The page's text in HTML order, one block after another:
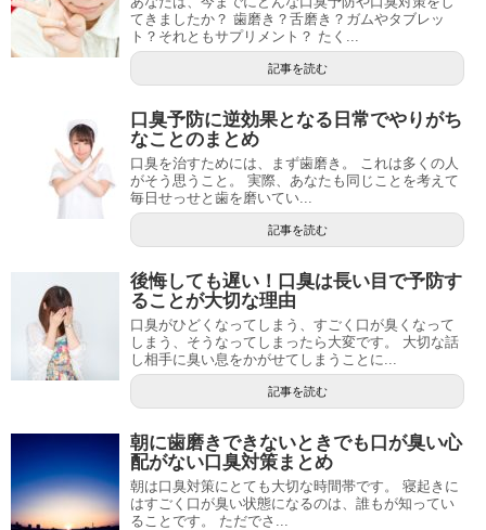
てきましたか？ 歯磨き？舌磨き？ガムやタブレッ
ト？それともサプリメント？ たく...
記事を読む
口臭予防に逆効果となる日常でやりがち
なことのまとめ
口臭を治すためには、まず歯磨き。 これは多くの人
がそう思うこと。 実際、あなたも同じことを考えて
毎日せっせと歯を磨いてい...
記事を読む
後悔しても遅い！口臭は長い目で予防す
ることが大切な理由
口臭がひどくなってしまう、すごく口が臭くなって
しまう、そうなってしまったら大変です。 大切な話
し相手に臭い息をかがせてしまうことに...
記事を読む
朝に歯磨きできないときでも口が臭い心
配がない口臭対策まとめ
朝は口臭対策にとても大切な時間帯です。 寝起きに
はすごく口が臭い状態になるのは、誰もが知ってい
ることです。 ただでさ...